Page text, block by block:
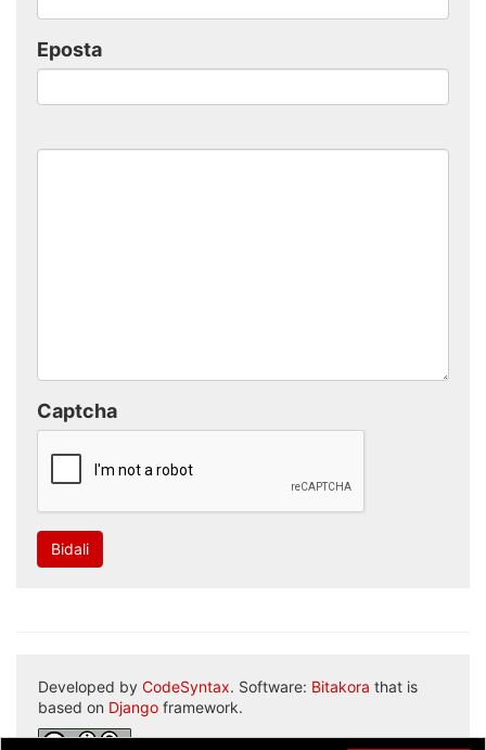
Eposta
Captcha
Bidali
Developed by CodeSyntax. Software: Bitakora that is
based on Django framework.